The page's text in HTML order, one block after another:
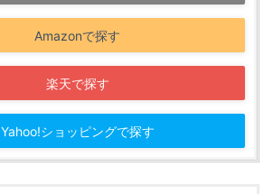
Amazonで探す
楽天で探す
Yahoo!ショッピングで探す